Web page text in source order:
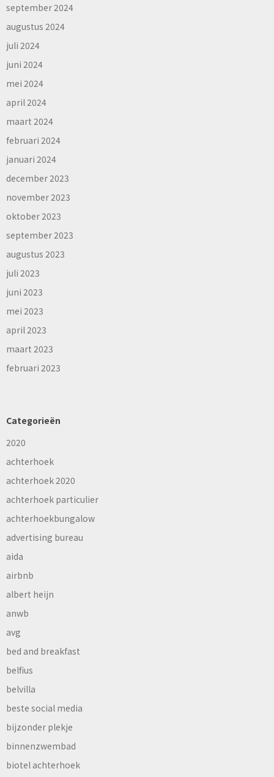
september 2024
augustus 2024
juli 2024
juni 2024
mei 2024
april 2024
maart 2024
februari 2024
januari 2024
december 2023
november 2023
oktober 2023
september 2023
augustus 2023
juli 2023
juni 2023
mei 2023
april 2023
maart 2023
februari 2023
Categorieën
2020
achterhoek
achterhoek 2020
achterhoek particulier
achterhoekbungalow
advertising bureau
aida
airbnb
albert heijn
anwb
avg
bed and breakfast
belfius
belvilla
beste social media
bijzonder plekje
binnenzwembad
biotel achterhoek